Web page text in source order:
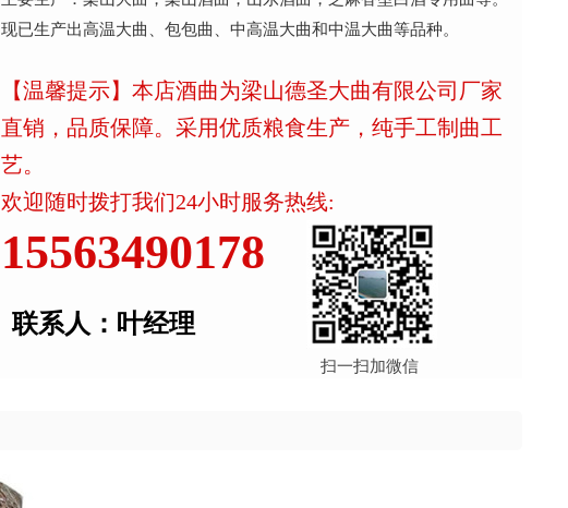
现已生产出高温大曲、包包曲、中高温大曲和中温大曲等品种。
【温馨提示】本店酒曲为梁山德圣大曲有限公司厂家
直销，品质保障。采用优质粮食生产，纯手工制曲工
艺。
欢迎随时拨打我们24小时服务热线:
15563490178
联系人：叶经理
扫一扫加微信